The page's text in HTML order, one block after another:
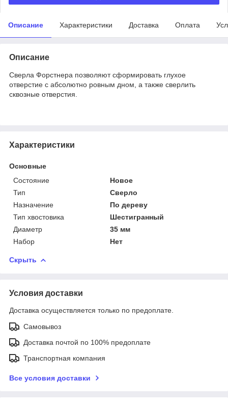
Описание Характеристики Доставка Оплата
Описание
Сверла Форстнера позволяют сформировать глухое
отверстие с абсолютно ровным дном, а также сверлить
сквозные отверстия.
Характеристики
Основные
Состояние
Новое
Тип
Сверло
Назначение
По дереву
Тип хвостовика
Шестигранный
Диаметр
35 мм
Набор
Нет
Скрыть
Условия доставки
Доставка осуществляется только по предоплате.
Самовывоз
Доставка почтой по 100% предоплате
Транспортная компания
Все условия доставки